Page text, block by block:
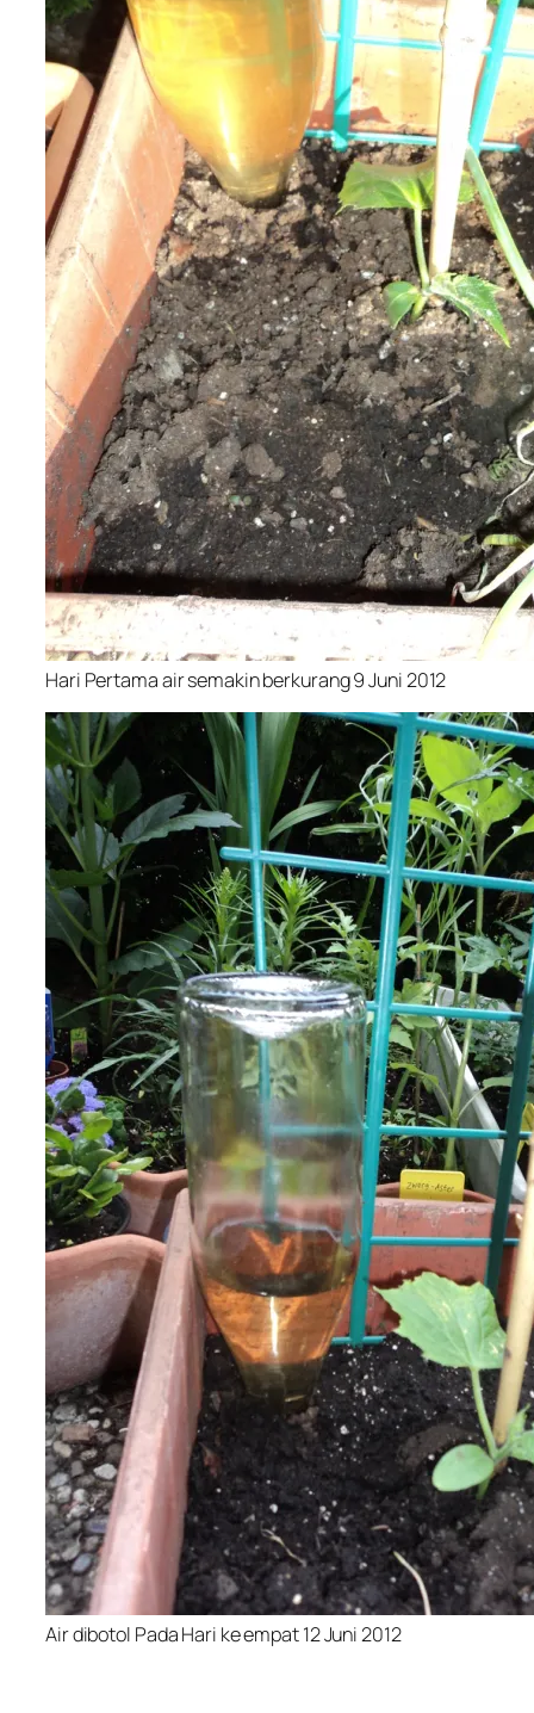
Hari Pertama air semakin berkurang 9 Juni 2012
Air dibotol Pada Hari ke empat 12 Juni 2012